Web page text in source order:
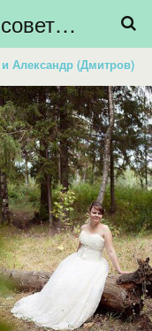
Свадебный блог - советы невестам, подготовка к свадьбе - HiBride
Александр (Дмитров)